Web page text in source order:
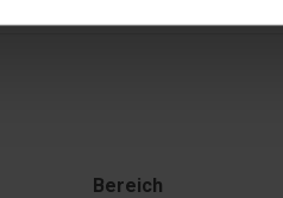
Bereich